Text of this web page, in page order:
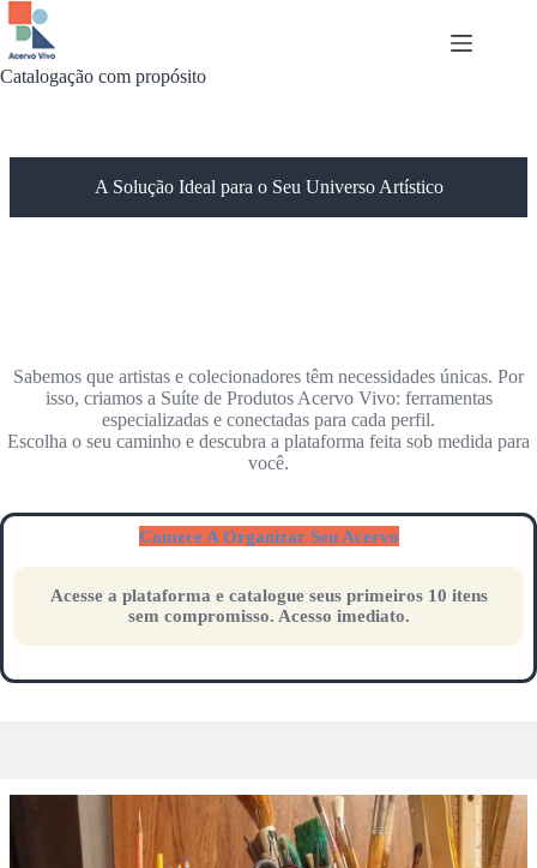
Pular
para
conteúdo
Catalogação com propósito
A Solução Ideal para o Seu Universo Artístico
Sabemos que artistas e colecionadores têm necessidades únicas. Por
isso, criamos a Suíte de Produtos Acervo Vivo: ferramentas
especializadas e conectadas para cada perfil.
Escolha o seu caminho e descubra a plataforma feita sob medida para
você.
Comece A Organizar Seu Acervo
Acesse a plataforma e catalogue seus primeiros 10 itens
sem compromisso. Acesso imediato.